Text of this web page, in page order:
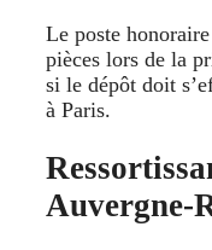
Le poste
pièces lors de la
si le dépôt doit
à Paris.
Auvergne-